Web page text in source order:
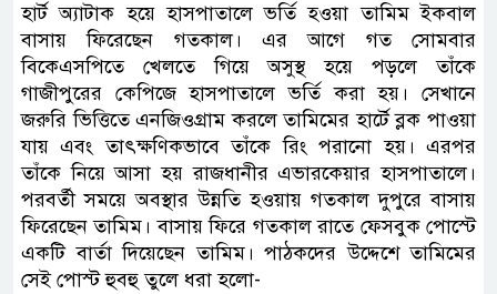
হার্ট অ্যাটাক হয়ে হাসপাতালে ভর্তি হওয়া তামিম ইকবাল
বাসায় ফিরেছেন গতকাল। এর আগে গত সোমবার
বিকেএসপিতে খেলতে গিয়ে অসুস্থ হয়ে পড়লে তাঁকে
গাজীপুরের কেপিজে হাসপাতালে ভর্তি করা হয়। সেখানে
জরুরি ভিত্তিতে এনজিওগ্রাম করলে তামিমের হার্টে ব্লক পাওয়া
যায় এবং তাৎক্ষণিকভাবে তাঁকে রিং পরানো হয়। এরপর
তাঁকে নিয়ে আসা হয় রাজধানীর এভারকেয়ার হাসপাতালে।
পরবর্তী সময়ে অবস্থার উন্নতি হওয়ায় গতকাল দুপুরে বাসায়
ফিরেছেন তামিম। বাসায় ফিরে গতকাল রাতে ফেসবুক পোস্টে
একটি বার্তা দিয়েছেন তামিম। পাঠকদের উদ্দেশে তামিমের
সেই পোস্ট হুবহু তুলে ধরা হলো-